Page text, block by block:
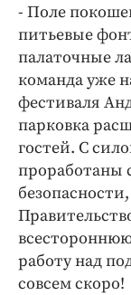
- Поле
питьевые
палаточные
команда уже
фестиваля
парковка
гостей. С
проработаны
работу над
совсем скоро!